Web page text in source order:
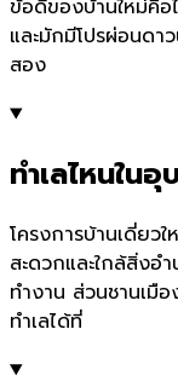
ข้อดีของบ้านใหม่คือ
และมักมีโปรผ่อนดา
สอง
ทำเลไหนใน
โครงการบ้านเดี่ยว
สะดวกและใกล้สิ่งอ
ทำงาน ส่วนชานเมื
ทำเลได้ที่